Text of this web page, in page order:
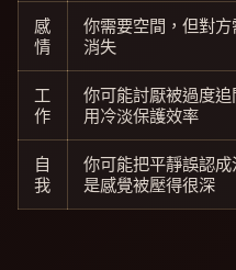
感
情
你需要空間，但對
消失
工
作
你可能討厭被過度
用冷淡保護效率
自
我
你可能把平靜誤認成
是感覺被壓得很深